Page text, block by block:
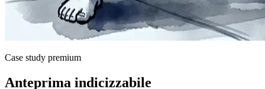
Case study premium
Anteprima indicizzabile